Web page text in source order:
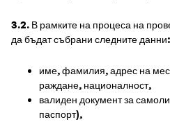
3.2. В рамките на процеса на
да бъдат събрани следните данни:
име, фамилия, адрес на
раждане, националност,
валиден документ за
паспорт),